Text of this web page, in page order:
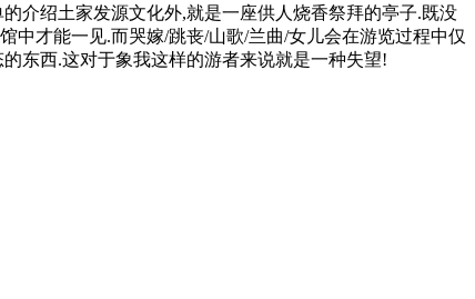
介绍土家发源文化外,就是一座供人烧香祭拜的亭子.既没
中才能一见.而哭嫁/跳丧/山歌/兰曲/女儿会在游览过程中仅
东西.这对于象我这样的游者来说就是一种失望!